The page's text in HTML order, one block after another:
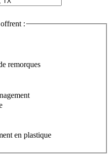
:
remorques
en plastique